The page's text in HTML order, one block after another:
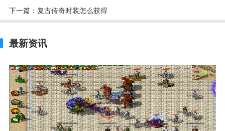
下一篇： 复古传奇时装怎么获得
最新资讯